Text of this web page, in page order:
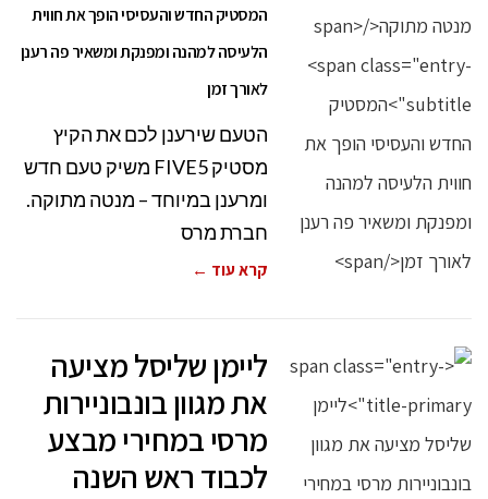
המסטיק החדש והעסיסי הופך את חווית
הלעיסה למהנה ומפנקת ומשאיר פה רענן
לאורך זמן
הטעם שירענן לכם את הקיץ
מסטיק FIVE5 משיק טעם חדש
ומרענן במיוחד – מנטה מתוקה.
חברת מרס
קרא עוד ←
ליימן שליסל מציעה
את מגוון בונבוניירות
מרסי במחירי מבצע
לכבוד ראש השנה